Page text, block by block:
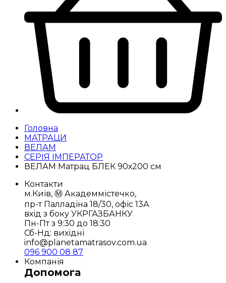
Головна
МАТРАЦИ
ВЕЛАМ
СЕРІЯ ІМПЕРАТОР
ВЕЛАМ Матрац БЛЕК 90х200 см
Контакти
м.Київ, Ⓜ️ Академмістечко,
пр-т Палладіна 18/30, офіс 13А
вхід з боку УКРГАЗБАНКУ
Пн-Пт з 9:30 до 18:30
Сб-Нд: вихідні
info@planetamatrasov.com.ua
096 900 08 87
Компанія
Допомога